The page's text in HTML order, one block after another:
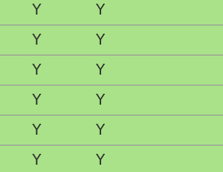
Y
Y
Y
Y
Y
Y
Y
Y
Y
Y
Y
Y